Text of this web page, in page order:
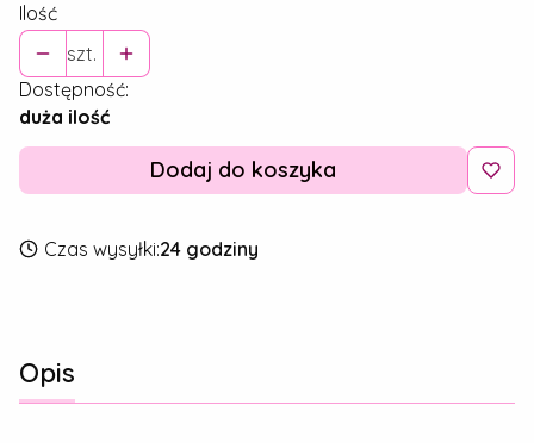
Ilość
szt.
Dostępność:
duża ilość
Dodaj do koszyka
Czas wysyłki:24 godziny
Opis